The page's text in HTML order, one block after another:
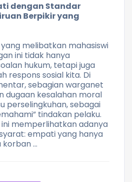
dengan Standar
Berpikir yang
melibatkan mahasiswi
ini tidak hanya
hukum, tetapi juga
respons sosial kita. Di
sebagian warganet
dugaan kesalahan moral
perselingkuhan, sebagai
tindakan pelaku.
memperlihatkan adanya
empati yang hanya
korban …